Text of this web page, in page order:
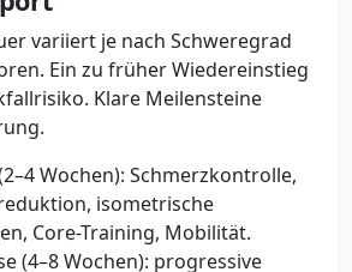
variiert je nach Schweregrad
Ein zu früher Wiedereinstieg
Klare Meilensteine
Wochen): Schmerzkontrolle,
isometrische
Core-Training, Mobilität.
(4–8 Wochen): progressive